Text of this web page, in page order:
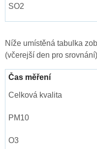
Níže umístěná tabulka
(včerejší den pro